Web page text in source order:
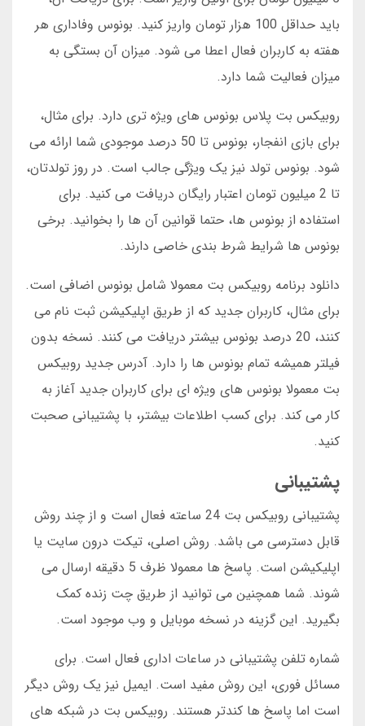
باید حداقل 100 هزار تومان واریز کنید. بونوس وفاداری هر
هفته به کاربران فعال اعطا می شود. میزان آن بستگی به
میزان فعالیت شما دارد.
روبیکس بت پلاس بونوس های ویژه تری دارد. برای مثال،
برای بازی انفجار، بونوس تا 50 درصد موجودی شما ارائه می
شود. بونوس تولد نیز یک ویژگی جالب است. در روز تولدتان،
تا 2 میلیون تومان اعتبار رایگان دریافت می کنید. برای
استفاده از بونوس ها، حتما قوانین آن ها را بخوانید. برخی
بونوس ها شرایط شرط بندی خاصی دارند.
دانلود برنامه روبیکس بت معمولا شامل بونوس اضافی است.
برای مثال، کاربران جدید که از طریق اپلیکیشن ثبت نام می
کنند، 20 درصد بونوس بیشتر دریافت می کنند. نسخه بدون
فیلتر همیشه تمام بونوس ها را دارد. آدرس جدید روبیکس
بت معمولا بونوس های ویژه ای برای کاربران جدید آغاز به
کار می کند. برای کسب اطلاعات بیشتر، با پشتیبانی صحبت
کنید.
پشتیبانی
پشتیبانی روبیکس بت 24 ساعته فعال است و از چند روش
قابل دسترسی می باشد. روش اصلی، تیکت درون سایت یا
اپلیکیشن است. پاسخ ها معمولا ظرف 5 دقیقه ارسال می
شوند. شما همچنین می توانید از طریق چت زنده کمک
بگیرید. این گزینه در نسخه موبایل و وب موجود است.
شماره تلفن پشتیبانی در ساعات اداری فعال است. برای
مسائل فوری، این روش مفید است. ایمیل نیز یک روش دیگر
است اما پاسخ ها کندتر هستند. روبیکس بت در شبکه های